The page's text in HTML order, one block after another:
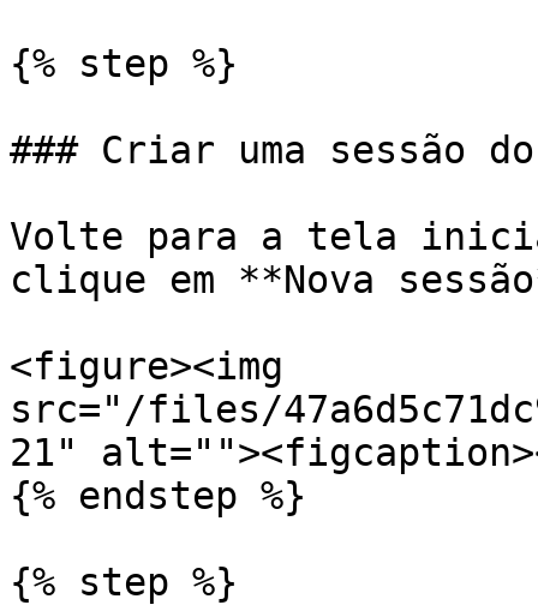
{% step %}
### Criar uma sessão
Volte para a tela
clique em **Nova
<figure><img
src="/files/
21"
{% endstep %}
{% step %}